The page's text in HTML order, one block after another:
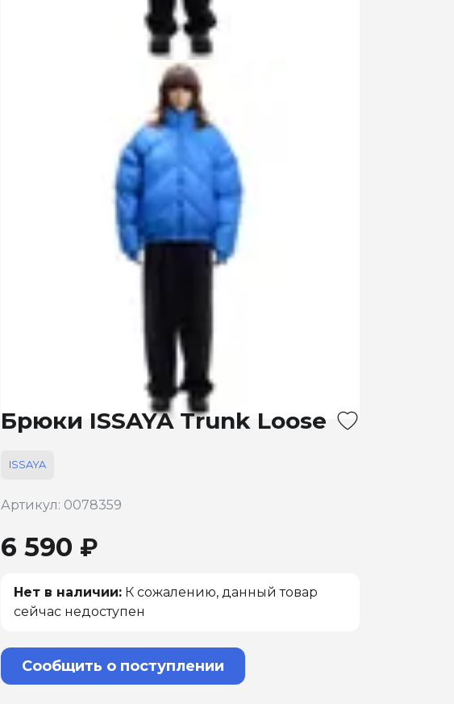
Брюки ISSAYA Trunk Loose
ISSAYA
Артикул: 0078359
6 590 ₽
Нет в наличии: К сожалению, данный товар
сейчас недоступен
Сообщить о поступлении